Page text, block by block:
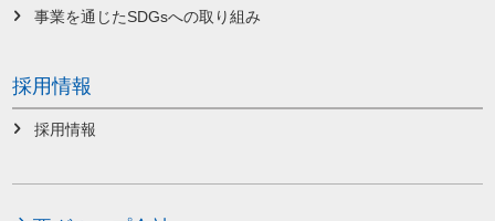
事業を通じたSDGsへの取り組み
採用情報
採用情報